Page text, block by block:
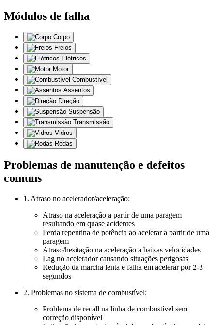
Módulos de falha
Corpo
Freios
Elétricos
Motor
Combustível
Assentos
Direção
Suspensão
Transmissão
Vidros
Rodas
Problemas de manutenção e defeitos
comuns
1. Atraso no acelerador/aceleração:
Atraso na aceleração a partir de uma paragem
resultando em quase acidentes
Perda repentina de potência ao acelerar a partir de uma
paragem
Atraso/hesitação na aceleração a baixas velocidades
Lag no acelerador causando situações perigosas
Redução da marcha lenta e falha em acelerar por 2-3
segundos
2. Problemas no sistema de combustível:
Problema de recall na linha de combustível sem
correção disponível